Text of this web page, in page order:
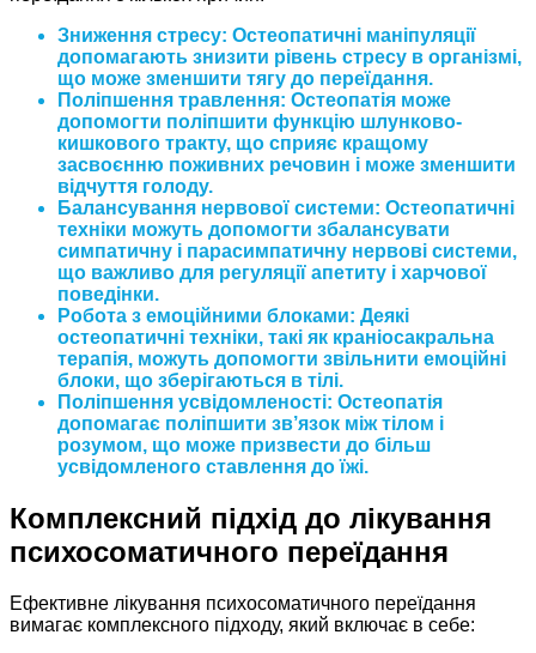
Зниження стресу: Остеопатичні маніпуляції
допомагають знизити рівень стресу в організмі,
що може зменшити тягу до переїдання.
Поліпшення травлення: Остеопатія може
допомогти поліпшити функцію шлунково-
кишкового тракту, що сприяє кращому
засвоєнню поживних речовин і може зменшити
відчуття голоду.
Балансування нервової системи: Остеопатичні
техніки можуть допомогти збалансувати
симпатичну і парасимпатичну нервові системи,
що важливо для регуляції апетиту і харчової
поведінки.
Робота з емоційними блоками: Деякі
остеопатичні техніки, такі як краніосакральна
терапія, можуть допомогти звільнити емоційні
блоки, що зберігаються в тілі.
Поліпшення усвідомленості: Остеопатія
допомагає поліпшити зв’язок між тілом і
розумом, що може призвести до більш
усвідомленого ставлення до їжі.
Комплексний підхід до лікування
психосоматичного переїдання
Ефективне лікування психосоматичного переїдання
вимагає комплексного підходу, який включає в себе: